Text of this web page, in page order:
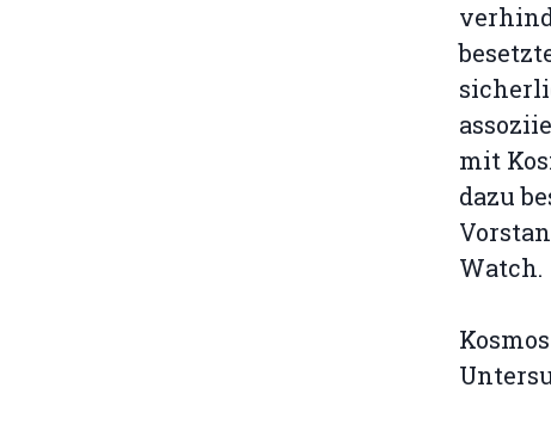
mit
dazu
Watch.